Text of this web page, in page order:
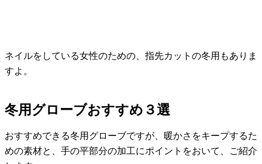
ネイルをしている女性のための、指先カットの冬用もありま
すよ。
冬用グローブおすすめ３選
おすすめできる冬用グローブですが、暖かさをキープするた
めの素材と、手の平部分の加工にポイントをおいて、ご紹介